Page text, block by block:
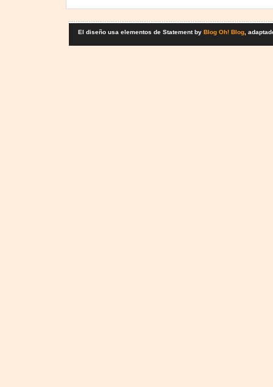
El diseño usa elementos de Statement by Blog Oh! Blog,